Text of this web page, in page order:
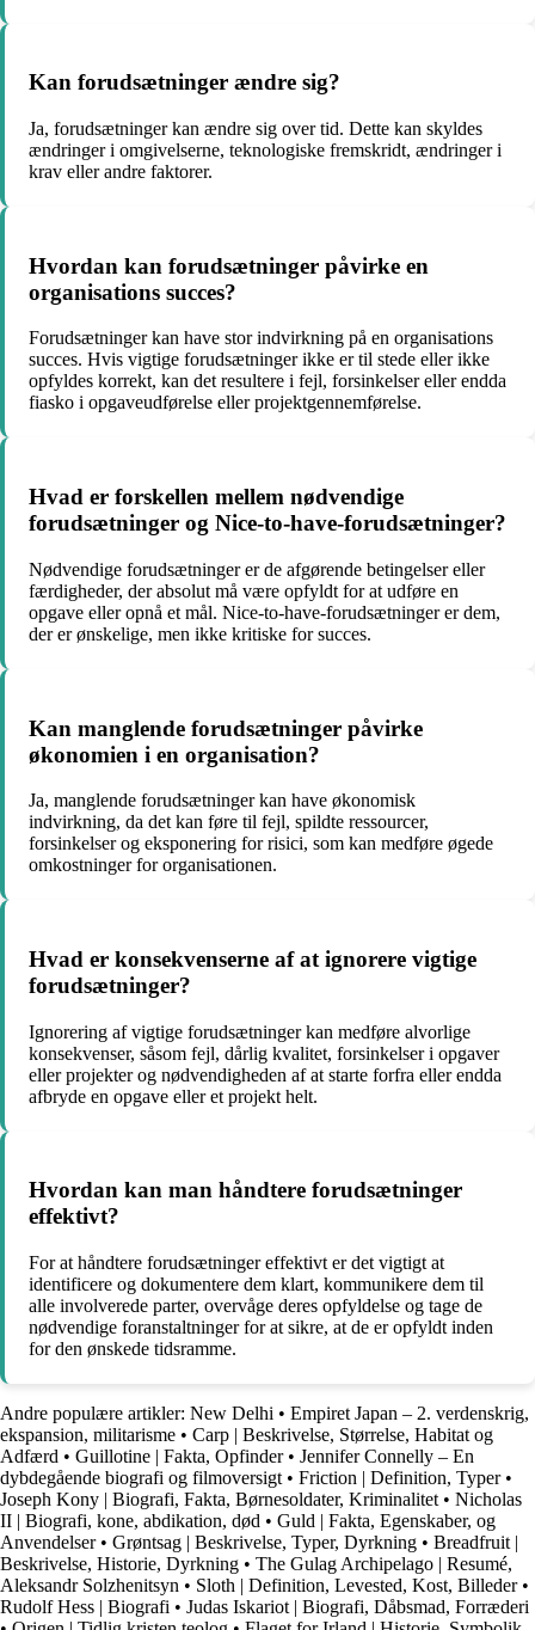
Kan forudsætninger ændre sig?
Ja, forudsætninger kan ændre sig over tid. Dette kan skyldes
ændringer i omgivelserne, teknologiske fremskridt, ændringer i
krav eller andre faktorer.
Hvordan kan forudsætninger påvirke en
organisations succes?
Forudsætninger kan have stor indvirkning på en organisations
succes. Hvis vigtige forudsætninger ikke er til stede eller ikke
opfyldes korrekt, kan det resultere i fejl, forsinkelser eller endda
fiasko i opgaveudførelse eller projektgennemførelse.
Hvad er forskellen mellem nødvendige
forudsætninger og Nice-to-have-forudsætninger?
Nødvendige forudsætninger er de afgørende betingelser eller
færdigheder, der absolut må være opfyldt for at udføre en
opgave eller opnå et mål. Nice-to-have-forudsætninger er dem,
der er ønskelige, men ikke kritiske for succes.
Kan manglende forudsætninger påvirke
økonomien i en organisation?
Ja, manglende forudsætninger kan have økonomisk
indvirkning, da det kan føre til fejl, spildte ressourcer,
forsinkelser og eksponering for risici, som kan medføre øgede
omkostninger for organisationen.
Hvad er konsekvenserne af at ignorere vigtige
forudsætninger?
Ignorering af vigtige forudsætninger kan medføre alvorlige
konsekvenser, såsom fejl, dårlig kvalitet, forsinkelser i opgaver
eller projekter og nødvendigheden af at starte forfra eller endda
afbryde en opgave eller et projekt helt.
Hvordan kan man håndtere forudsætninger
effektivt?
For at håndtere forudsætninger effektivt er det vigtigt at
identificere og dokumentere dem klart, kommunikere dem til
alle involverede parter, overvåge deres opfyldelse og tage de
nødvendige foranstaltninger for at sikre, at de er opfyldt inden
for den ønskede tidsramme.
Andre populære artikler: New Delhi • Empiret Japan – 2. verdenskrig,
ekspansion, militarisme • Carp | Beskrivelse, Størrelse, Habitat og
Adfærd • Guillotine | Fakta, Opfinder• Jennifer Connelly – En
dybdegående biografi og filmoversigt • Friction | Definition, Typer•
Joseph Kony | Biografi, Fakta, Børnesoldater, Kriminalitet • Nicholas
II | Biografi, kone, abdikation, død • Guld | Fakta, Egenskaber, og
Anvendelser• Grøntsag | Beskrivelse, Typer, Dyrkning • Breadfruit |
Beskrivelse, Historie, Dyrkning • The Gulag Archipelago | Resumé,
Aleksandr Solzhenitsyn • Sloth | Definition, Levested, Kost, Billeder•
Rudolf Hess | Biografi • Judas Iskariot | Biografi, Dåbsmad, Forræderi